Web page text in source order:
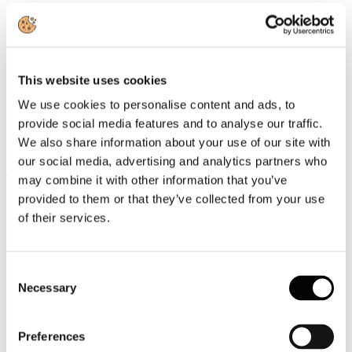
This website uses cookies
We use cookies to personalise content and ads, to
provide social media features and to analyse our traffic.
We also share information about your use of our site with
our social media, advertising and analytics partners who
may combine it with other information that you’ve
provided to them or that they’ve collected from your use
of their services.
Selection
Necessary
Preferences
UCINA Confindustria Nautica
sarà presente alla 48° edizione del
Boot di Düsseldorf, una delle maggiori esposizioni nautiche del
italiane della nautica da diporto che parteciperanno in qualità di
espositori, così come per gli operatori italiani che visiteranno la
rassegna internazionale in Germania. La promozione sul mercato
Salone Nautico Internazionale di Genova, in
programma dal 21 al 26 settembre prossimi,rappresenta
un'ulteriore missione operativa per l'associazione di categoria.
Leggi tutto...
Gennaio
2017
L’Uzbekistan ha rinviato al 1° gennaio 2021 l’abolizione del regime
dell’ordine di pagamento della tassa di entrata di 50 dollari.